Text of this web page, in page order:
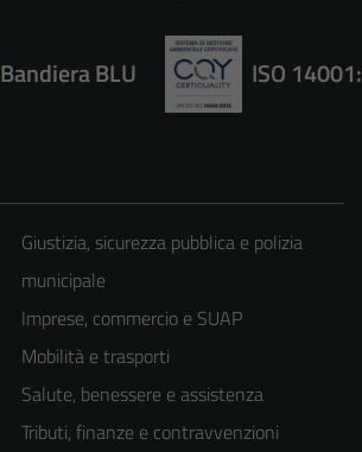
Bandiera BLU ISO
Giustizia, sicurezza pubblica e polizia
municipale
Imprese, commercio e SUAP
Mobilità e trasporti
Salute, benessere e assistenza
Tributi, finanze e contravvenzioni